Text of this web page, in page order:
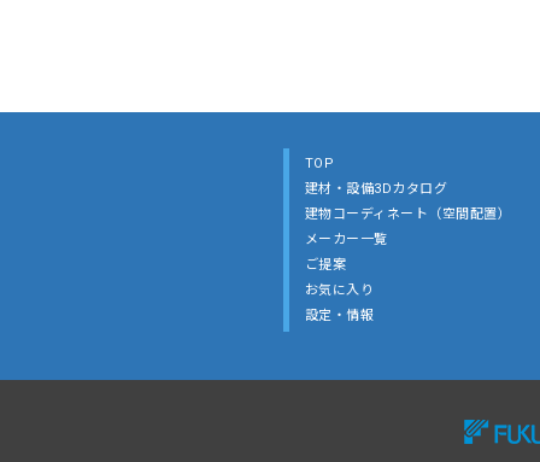
TOP
建材・設備3Dカタログ
建物コーディネート（空間配置）
メーカー一覧
ご提案
お気に入り
設定・情報